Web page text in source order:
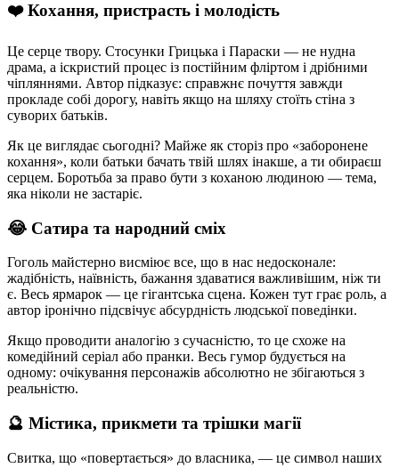
❤️ Кохання, пристрасть і молодість
Це серце твору. Стосунки Грицька і Параски — не нудна
драма, а іскристий процес із постійним фліртом і дрібними
чіпляннями. Автор підказує: справжнє почуття завжди
прокладе собі дорогу, навіть якщо на шляху стоїть стіна з
суворих батьків.
Як це виглядає сьогодні? Майже як сторіз про «заборонене
кохання», коли батьки бачать твій шлях інакше, а ти обираєш
серцем. Боротьба за право бути з коханою людиною — тема,
яка ніколи не застаріє.
😂 Сатира та народний сміх
Гоголь майстерно висміює все, що в нас недосконале:
жадібність, наївність, бажання здаватися важливішим, ніж ти
є. Весь ярмарок — це гігантська сцена. Кожен тут грає роль, а
автор іронічно підсвічує абсурдність людської поведінки.
Якщо проводити аналогію з сучасністю, то це схоже на
комедійний серіал або пранки. Весь гумор будується на
одному: очікування персонажів абсолютно не збігаються з
реальністю.
🔮 Містика, прикмети та трішки магії
Свитка, що «повертається» до власника, — це символ наших